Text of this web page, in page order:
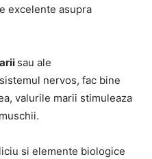
excelente asupra
sau ale
nervos, fac bine
valurile marii stimuleaza
si elemente biologice